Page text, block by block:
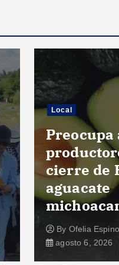
Local
Preocupa
cierre de
aguacate
By Ofelia
agosto 6, 2026